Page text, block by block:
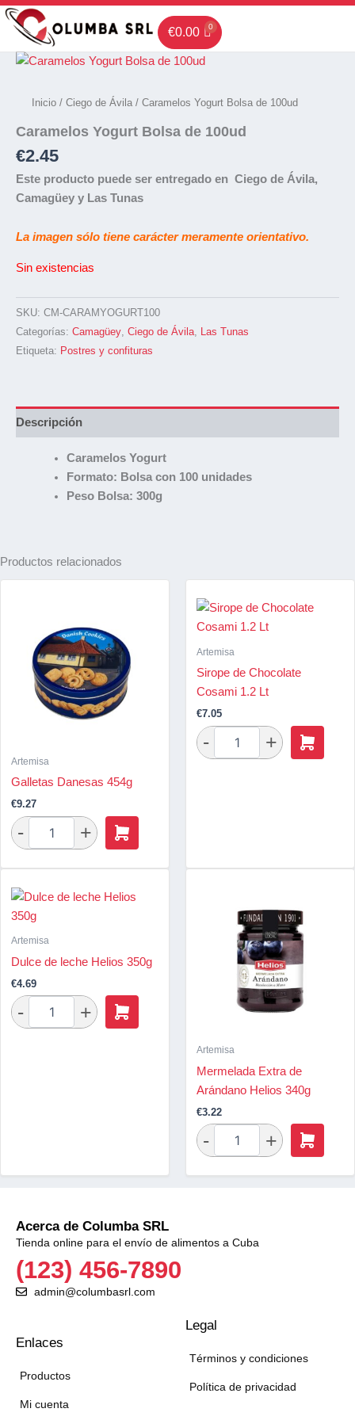
Ir
contenido
€0.00
Inicio / Ciego de Ávila / Caramelos Yogurt Bolsa de 100ud
Caramelos Yogurt Bolsa de 100ud
€2.45
Este producto puede ser entregado en Ciego de Ávila,
Camagüey y Las Tunas
La imagen sólo tiene carácter meramente orientativo.
Sin existencias
SKU: CM-CARAMYOGURT100
Categorías: Camagüey Ciego de Ávila
Las Tunas
Etiqueta: Postres y confituras
Descripción
Caramelos Yogurt
Formato: Bolsa con 100 unidades
Peso Bolsa: 300g
Productos relacionados
Artemisa
Galletas Danesas 454g
€9.27
Artemisa
Sirope de Chocolate
Cosami 1.2 Lt
€7.05
Artemisa
Dulce de leche Helios 350g
€4.69
Artemisa
Mermelada Extra de
Arándano Helios 340g
€3.22
Acerca de Columba SRL
Tienda online para el envío de alimentos a Cuba
(123) 456-7890
admin@columbasrl.com
Enlaces
Productos
Mi cuenta
Legal
Términos y condiciones
Política de privacidad